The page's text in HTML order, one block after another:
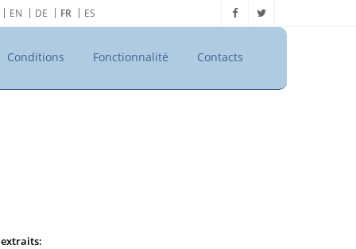
EN DE FR ES
Conditions Fonctionnalité Contacts